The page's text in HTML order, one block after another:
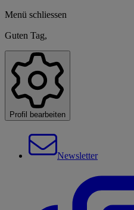
Menü schliessen
Guten Tag,
Profil bearbeiten
Newsletter